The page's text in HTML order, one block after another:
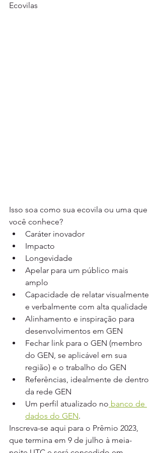
Ecovilas
Isso soa como sua ecovila ou uma que
você conhece?
Caráter inovador
Impacto
Longevidade
Apelar para um público mais
amplo
Capacidade de relatar visualmente
e verbalmente com alta qualidade
Alinhamento e inspiração para
desenvolvimentos em GEN
Fechar link para o GEN (membro
do GEN, se aplicável em sua
região) e o trabalho do GEN
Referências, idealmente de dentro
da rede GEN
Um perfil atualizado no banco de
dados do GEN.
Inscreva-se aqui para o Prêmio 2023,
que termina em 9 de julho à meia-